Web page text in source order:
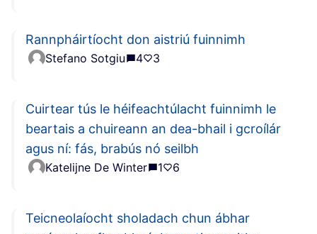
Rannpháirtíocht don aistriú fuinnimh
Stefano Sotgiu 4 3
Cuirtear tús le héifeachtúlacht fuinnimh le
beartais a chuireann an dea-bhail i gcroílár
agus ní: fás, brabús nó seilbh
Katelijne De Winter 1 6
Teicneolaíocht sholadach chun ábhar